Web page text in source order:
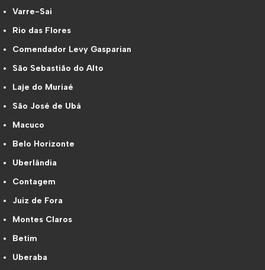
Varre-Sai
Rio das Flores
Comendador Levy Gasparian
São Sebastião do Alto
Laje do Muriaé
São José de Ubá
Macuco
Belo Horizonte
Uberlândia
Contagem
Juiz de Fora
Montes Claros
Betim
Uberaba